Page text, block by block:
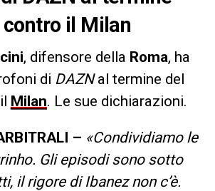
il Milan
, difensore della Roma, ha
di DAZNal termine del
Milan. Le sue dichiarazioni.
– «Condividiamo le
Gli episodi sono sotto
il rigore di Ibanez non c’è.